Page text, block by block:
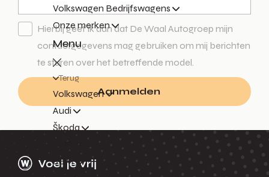
Volkswagen Bedrijfswagens
Onze merken
Menu
Terug
Volkswagen
Audi
Škoda
SEAT
Hierbij geef ik aan dat De Waal Autogroep mijn
contactgegevens mag gebruiken om mij berichten
te sturen over het betreffende model.
Aanmelden